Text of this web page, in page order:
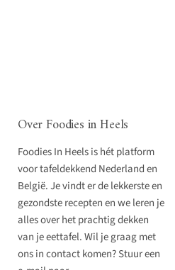
Over Foodies in Heels
Foodies In Heels is hét platform
voor tafeldekkend Nederland en
België. Je vindt er de lekkerste en
gezondste recepten en we leren je
alles over het prachtig dekken
van je eettafel. Wil je graag met
ons in contact komen? Stuur een